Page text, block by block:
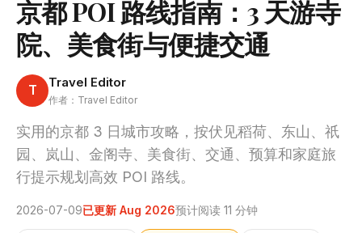
京都 POI 路线指南：3 天游寺
院、美食街与便捷交通
T Travel Editor
作者：Travel Editor
实用的京都 3 日城市攻略，按伏见稻荷、东山、祇
园、岚山、金阁寺、美食街、交通、预算和家庭旅
行提示规划高效 POI 路线。
2026-07-09已更新 Aug 2026预计阅读 11 分钟